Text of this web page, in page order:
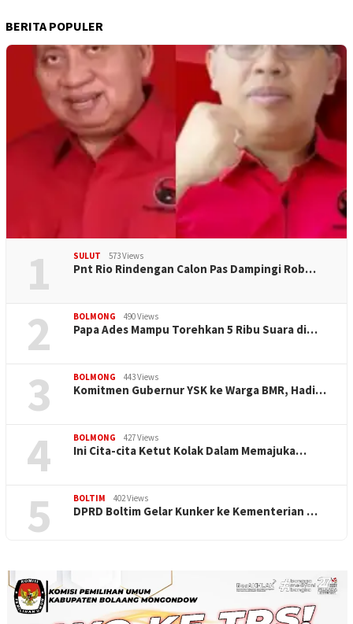
BERITA POPULER
1 SULUT 573 Views
Pnt Rio Rindengan Calon Pas Dampingi Rob…
2 BOLMONG 490 Views
Papa Ades Mampu Torehkan 5 Ribu Suara di…
3 BOLMONG 443 Views
Komitmen Gubernur YSK ke Warga BMR, Hadi…
4 BOLMONG 427 Views
Ini Cita-cita Ketut Kolak Dalam Memajuka…
5 BOLTIM 402 Views
DPRD Boltim Gelar Kunker ke Kementerian …